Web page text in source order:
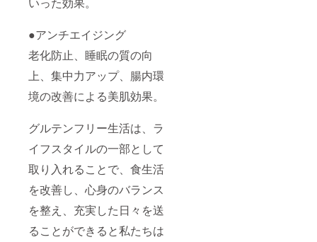
●アンチエイジング
老化防止、睡眠の質の向
上、集中力アップ、腸内環
境の改善による美肌効果。
グルテンフリー生活は、ラ
イフスタイルの一部として
取り入れることで、食生活
を改善し、心身のバランス
を整え、充実した日々を送
ることができると私たちは